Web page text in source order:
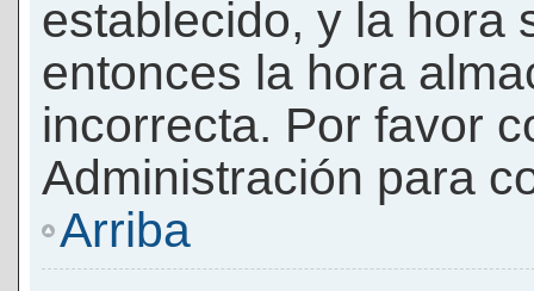
establecido, y la hora
entonces la hora
incorrecta. Por favor
Administración para
Arriba